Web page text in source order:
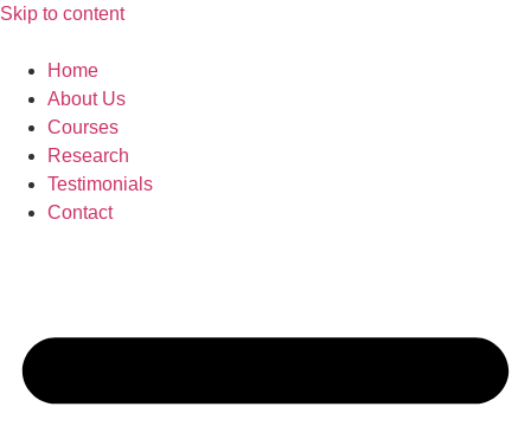
Skip to content
Home
About Us
Courses
Research
Testimonials
Contact